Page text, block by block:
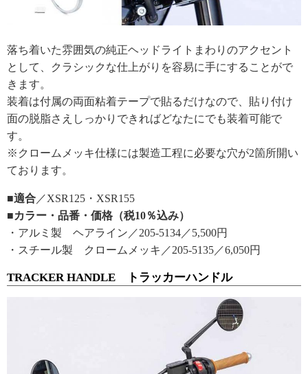
落ち着いた雰囲気の純正ヘッドライトまわりのアクセント
として、クラシックな仕上がりを容易に手にすることがで
きます。
装着は付属の両面粘着テープで貼るだけなので、貼り付け
面の脱脂さえしっかりできればどなたにでも装着可能で
す。
※クロームメッキ仕様には製造工程に必要な穴が2箇所開い
ております。
■適合／XSR125・XSR155
■カラー・品番・価格（税10％込み）
・アルミ製 ヘアライン／205-5134／5,500円
・スチール製 クロームメッキ／205-5135／6,050円
TRACKER HANDLE トラッカーハンドル